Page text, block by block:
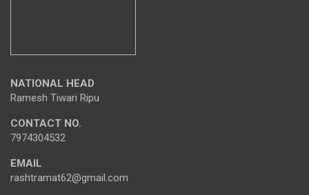
NATIONAL HEAD
Ramesh Tiwari Ripu
CONTACT NO.
7974304532
EMAIL
rashtramat62@gmail.com